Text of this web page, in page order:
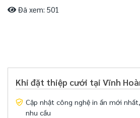
Đã xem: 501
Khi đặt thiệp cưới tại Vĩnh
Cập nhật công nghệ in ấn mới
nhu cầu